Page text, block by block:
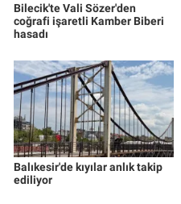
Bilecik'te Vali Sözer'den
coğrafi işaretli Kamber Biberi
hasadı
Balıkesir'de kıyılar anlık takip
ediliyor